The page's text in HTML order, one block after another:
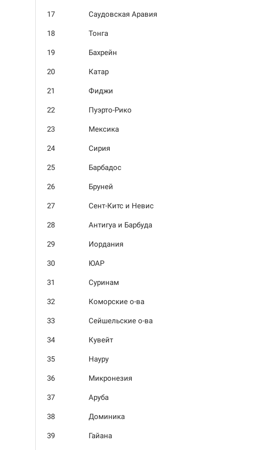
17 Саудовская Аравия
18 Тонга
19 Бахрейн
20 Катар
21 Фиджи
22 Пуэрто-Рико
23 Мексика
24 Сирия
25 Барбадос
26 Бруней
27 Сент-Китс и Невис
28 Антигуа и Барбуда
29 Иордания
30 ЮАР
31 Суринам
32 Коморские о-ва
33 Сейшельские о-ва
34 Кувейт
35 Науру
36 Микронезия
37 Аруба
38 Доминика
39 Гайана